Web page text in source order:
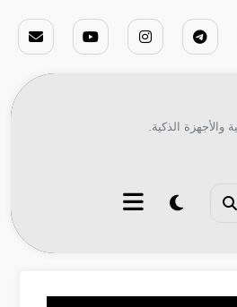
والأجهزة الذكية.